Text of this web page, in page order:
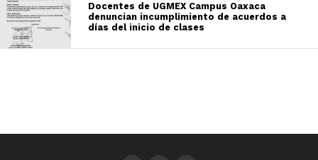
Docentes de UGMEX Campus Oaxaca
denuncian incumplimiento de acuerdos a
días del inicio de clases